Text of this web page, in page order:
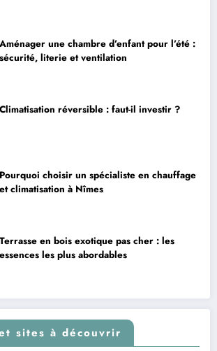
Aménager une chambre d’enfant pour l’été :
sécurité, literie et ventilation
Climatisation réversible : faut-il investir ?
Pourquoi choisir un spécialiste en chauffage
et climatisation à Nîmes
Terrasse en bois exotique pas cher : les
essences les plus abordables
sites à découvrir